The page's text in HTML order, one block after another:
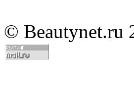
© Beautynet.ru